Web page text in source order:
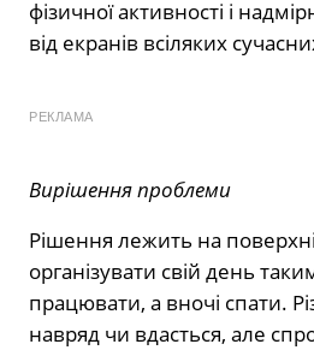
фізичної активності і
від екранів всіляких
РЕКЛАМА
Вирішення проблеми
Рішення лежить на
організувати свій день
працювати, а вночі спати.
навряд чи вдасться, але